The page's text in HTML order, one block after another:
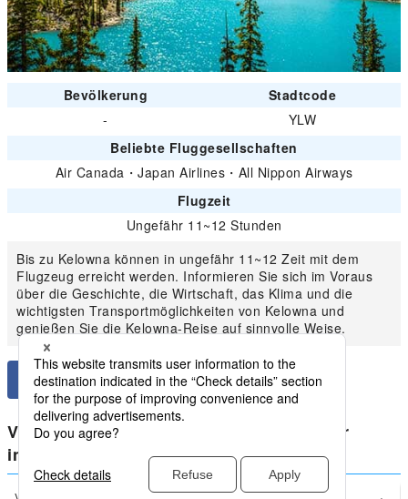
Bevölkerung
Stadtcode
-
YLW
Beliebte Fluggesellschaften
Air Canada ・ Japan Airlines ・ All Nippon Airways
Flugzeit
Ungefähr 11~12 Stunden
Bis zu Kelowna können in ungefähr 11~12 Zeit mit dem
Flugzeug erreicht werden. Informieren Sie sich im Voraus
über die Geschichte, die Wirtschaft, das Klima und die
wichtigsten Transportmöglichkeiten von Kelowna und
genießen Sie die Kelowna-Reise auf sinnvolle Weise.
Vergleichen Sie die niedrigsten Preise für
inländische Kanada von Kelowna
Vancouver